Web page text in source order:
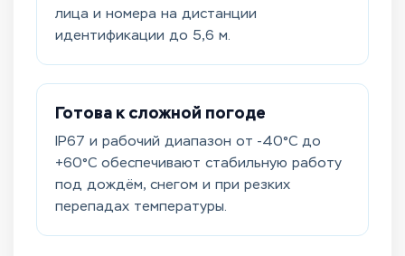
лица и номера на дистанции
идентификации до 5,6 м.
Готова к сложной погоде
IP67 и рабочий диапазон от -40°C до
+60°C обеспечивают стабильную работу
под дождём, снегом и при резких
перепадах температуры.